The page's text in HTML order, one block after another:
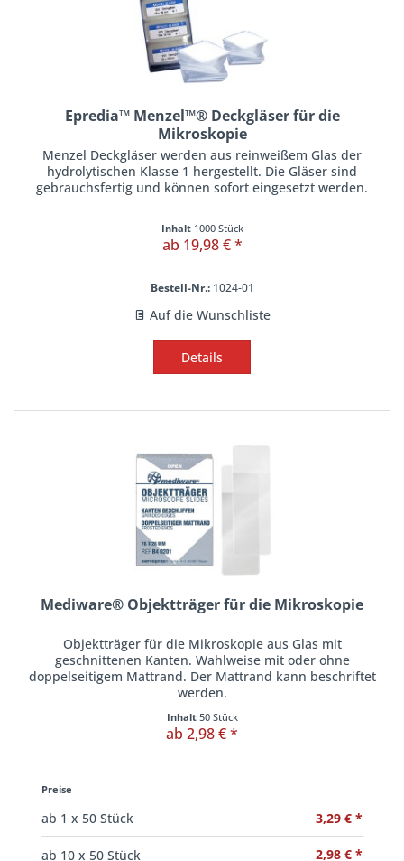
Epredia™ Menzel™® Deckgläser für die
Mikroskopie
Menzel Deckgläser werden aus reinweißem Glas der
hydrolytischen Klasse 1 hergestellt. Die Gläser sind
gebrauchsfertig und können sofort eingesetzt werden.
Inhalt 1000 Stück
ab 19,98 € *
Bestell-Nr.:1024-01
Auf die Wunschliste
Details
Mediware® Objektträger für die Mikroskopie
Objektträger für die Mikroskopie aus Glas mit
geschnittenen Kanten. Wahlweise mit oder ohne
doppelseitigem Mattrand. Der Mattrand kann beschriftet
werden.
Inhalt 50 Stück
ab 2,98 € *
Preise
ab 1x 50 Stück 3,29 € *
ab 10x 50 Stück 2,98 € *